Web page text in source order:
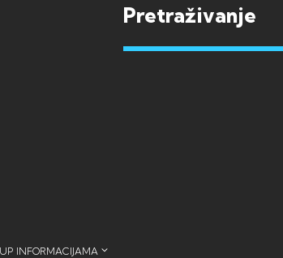
INFORMACIJAMA